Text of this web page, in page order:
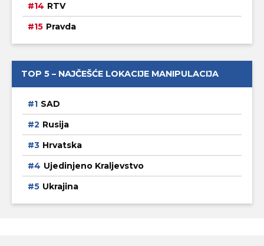
RTV
Pravda
TOP 5 – NAJČEŠĆE LOKACIJE MANIPULACIJA
SAD
Rusija
Hrvatska
Ujedinjeno Kraljevstvo
Ukrajina